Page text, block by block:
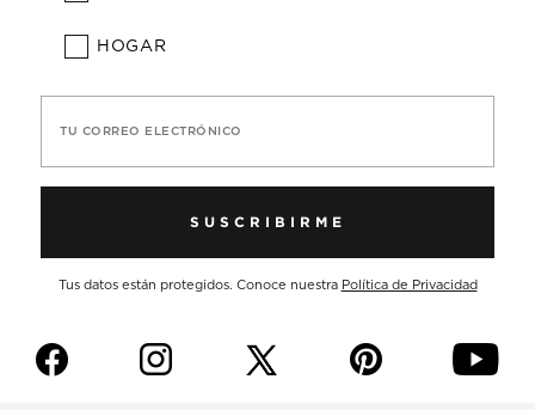
HOGAR
TU CORREO ELECTRÓNICO
SUSCRIBIRME
Tus datos están protegidos. Conoce nuestra Política de Privacidad
f i p y